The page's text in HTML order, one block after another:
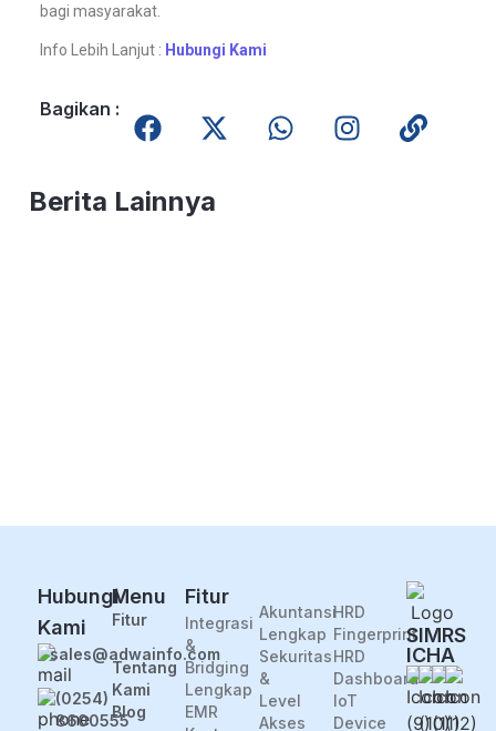
bagi masyarakat.
Info Lebih Lanjut : Hubungi Kami
Bagikan :
Berita Lainnya
Hubungi
Kami
sales@adwainfo.com
(0254)
8600555
Menu
Fitur
Tentang
Kami
Blog
Fitur
Integrasi
&
Bridging
Lengkap
EMR
Akuntansi
Lengkap
Sekuritas
&
Level
Akses
HRD
Fingerprint
HRD
Dashboard
IoT
Device
SIMRS
ICHA